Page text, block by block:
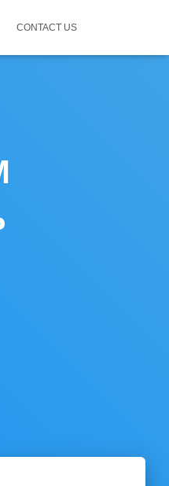
CONTACT US